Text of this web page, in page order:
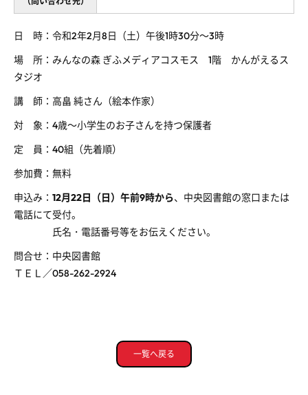
日 時：令和2年2月8日（土）午後1時30分～3時
場 所：みんなの森 ぎふメディアコスモス 1階 かんがえるス
タジオ
講 師：高畠 純さん（絵本作家）
対 象：4歳～小学生のお子さんを持つ保護者
定 員：40組（先着順）
参加費：無料
申込み： 12月22日（日）午前9時から、中央図書館の窓口または
電話にて受付。
氏名・電話番号等をお伝えください。
問合せ：中央図書館
ＴＥＬ／058-262-2924
一覧へ戻る